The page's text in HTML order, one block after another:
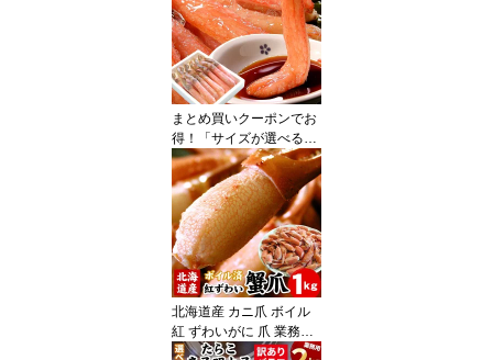
り 送料無料（沖縄宛は別
途送料を加算）
まとめ買いクーポンでお
得！「サイズが選べる」
ずわい蟹 かにしゃぶ（生
食可）特大〜大（旧7Lサ
イズ）/大〜中/中〜小サ
イズ ズワイガニ ズワイ
蟹 500g/1kgカニ ポーシ
ョン 刺身 ギフト お歳暮
北海道産 カニ爪 ボイル
紅 ずわいがに 爪 業務用
1kg 紅ずわい蟹 紅ズワイ